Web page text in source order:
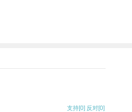
支持[0] 反对[0]